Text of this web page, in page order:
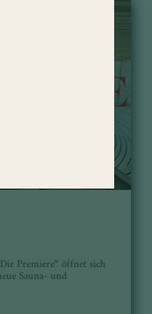
Premiere“ öffnet sich
Sauna- und